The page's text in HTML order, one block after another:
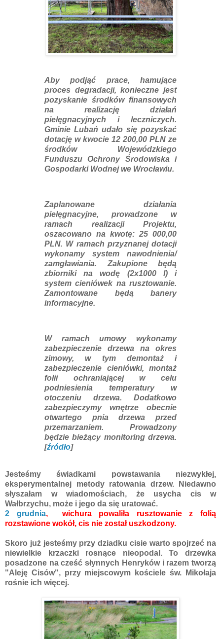
Aby podjąć prace, hamujące
proces degradacji, konieczne jest
pozyskanie środków finansowych
na realizację działań
pielęgnacyjnych i leczniczych.
Gminie Lubań udało się pozyskać
dotację w kwocie 12 200,00 PLN ze
środków Wojewódzkiego
Funduszu Ochrony Środowiska i
Gospodarki Wodnej we Wrocławiu.
Zaplanowane działania
pielęgnacyjne, prowadzone w
ramach realizacji Projektu,
oszacowano na kwotę: 25 000,00
PLN. W ramach przyznanej dotacji
wykonamy system nawodnienia/
zamgławiania. Zakupione będą
zbiorniki na wodę (2x1000 l) i
system cieniówek na rusztowanie.
Zamontowane będą banery
informacyjne.
W ramach umowy wykonamy
zabezpieczenie drzewa na okres
zimowy, w tym demontaż i
zabezpieczenie cieniówki, montaż
folii ochraniającej w celu
podniesienia temperatury w
otoczeniu drzewa. Dodatkowo
zabezpieczymy wnętrze obecnie
otwartego pnia drzewa przed
przemarzaniem. Prowadzony
będzie bieżący monitoring drzewa.
[źródło]
Jesteśmy świadkami powstawania niezwykłej,
eksperymentalnej metody ratowania drzew. Niedawno
słyszałam w wiadomościach, że usycha cis w
Wałbrzychu, może i jego da się uratować.
2 grudnia, wichura powaliła rusztowanie z folią
rozstawione wokół, cis nie został uszkodzony.
Skoro już jesteśmy przy dziadku cisie warto spojrzeć na
niewielkie krzaczki rosnące nieopodal. To drzewka
posadzone na cześć słynnych Henryków i razem tworzą
"Aleję Cisów", przy miejscowym kościele św. Mikołaja
rośnie ich więcej.